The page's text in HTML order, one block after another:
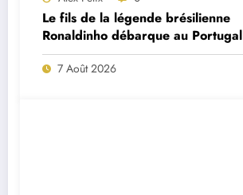
Le fils de la légende brésilienne
Ronaldinho débarque au Portugal
7 Août 2026